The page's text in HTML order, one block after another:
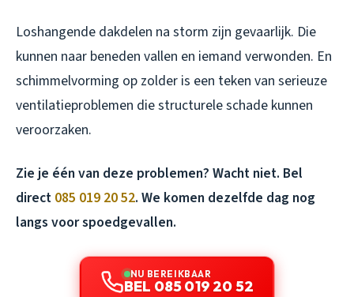
Loshangende dakdelen na storm zijn gevaarlijk. Die
kunnen naar beneden vallen en iemand verwonden. En
schimmelvorming op zolder is een teken van serieuze
ventilatieproblemen die structurele schade kunnen
veroorzaken.
Zie je één van deze problemen? Wacht niet. Bel
direct 085 019 20 52. We komen dezelfde dag nog
langs voor spoedgevallen.
NU BEREIKBAAR
BEL 085 019 20 52